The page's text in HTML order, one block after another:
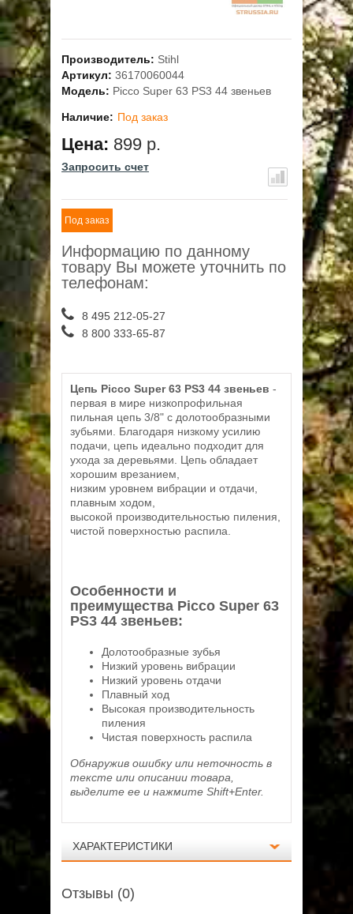
АКЦИИ
Производитель: Stihl
Артикул: 36170060044
Модель: Picco Super 63 PS3 44 звеньев
Наличие: Под заказ
Цена: 899 р.
Запросить счет
Под заказ
Информацию по данному
товару Вы можете уточнить по
телефонам:
8 495 212-05-27
8 800 333-65-87
Цепь Picco Super 63 PS3 44 звеньев -
первая в мире низкопрофильная
пильная цепь 3/8" с долотообразными
зубьями. Благодаря низкому усилию
подачи, цепь идеально подходит для
ухода за деревьями. Цепь обладает
хорошим врезанием,
низким уровнем вибрации и отдачи,
плавным ходом,
высокой производительностью пиления,
чистой поверхностью распила.
Особенности и
преимущества Picco Super 63
PS3 44 звеньев:
Долотообразные зубья
Низкий уровень вибрации
Низкий уровень отдачи
Плавный ход
Высокая производительность
пиления
Чистая поверхность распила
Обнаружив ошибку или неточность в
тексте или описании товара,
выделите ее и нажмите Shift+Enter.
ХАРАКТЕРИСТИКИ
Отзывы (0)